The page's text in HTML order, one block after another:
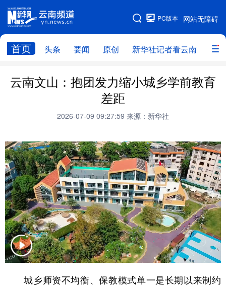
网站无障碍
PC版本
首页 头条 要闻 原创 新华社记者看云南 政务
网站地图
头条 云南要闻 本网原创
政务
云南省领导报道集
教育
州市
社会
图片
经济 服务 云南故事
云南青年说 趣看文物
云南文山：抱团发力缩小城乡学前教育
差距
2026-07-09 09:27:59 来源：新华社
城乡师资不均衡、保教模式单一是长期以来制约